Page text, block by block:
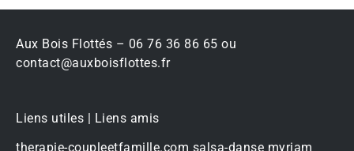
Aux Bois Flottés – 06 76 36 86 65 ou
contact@auxboisflottes.fr
Liens utiles | Liens amis
therapie-coupleetfamille.com salsa-danse myriam